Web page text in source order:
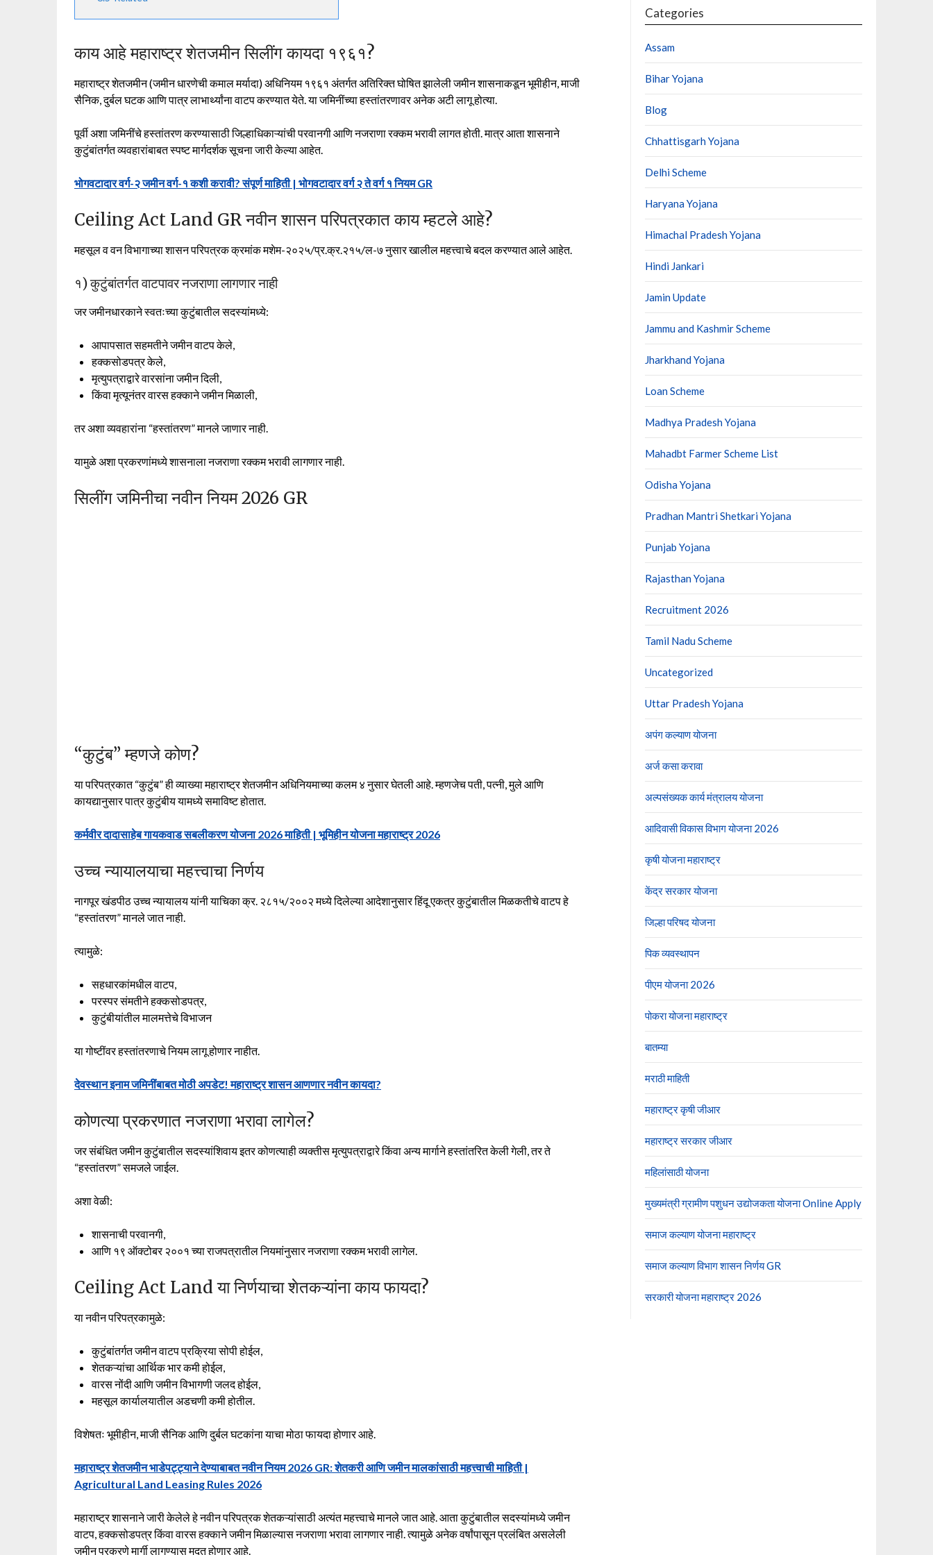
काय आहे महाराष्ट्र शेतजमीन सिलींग कायदा १९६१?
महाराष्ट्र शेतजमीन (जमीन धारणेची कमाल मर्यादा) अधिनियम १९६१ अंतर्गत अतिरिक्त घोषित झालेली जमीन शासनाकडून भूमीहीन, माजी
सैनिक, दुर्बल घटक आणि पात्र लाभार्थ्यांना वाटप करण्यात येते. या जमिनींच्या हस्तांतरणावर अनेक अटी लागू होत्या.
पूर्वी अशा जमिनींचे हस्तांतरण करण्यासाठी जिल्हाधिकाऱ्यांची परवानगी आणि नजराणा रक्कम भरावी लागत होती. मात्र आता शासनाने
कुटुंबांतर्गत व्यवहारांबाबत स्पष्ट मार्गदर्शक सूचना जारी केल्या आहेत.
भोगवटादार वर्ग-२ जमीन वर्ग-१ कशी करावी? संपूर्ण माहिती | भोगवटादार वर्ग २ ते वर्ग १ नियम GR
Ceiling Act Land GR नवीन शासन परिपत्रकात काय म्हटले आहे?
महसूल व वन विभागाच्या शासन परिपत्रक क्रमांक मशेम-२०२५/प्र.क्र.२१५/ल-७ नुसार खालील महत्त्वाचे बदल करण्यात आले आहेत.
१) कुटुंबांतर्गत वाटपावर नजराणा लागणार नाही
जर जमीनधारकाने स्वतःच्या कुटुंबातील सदस्यांमध्ये:
आपापसात सहमतीने जमीन वाटप केले,
हक्कसोडपत्र केले,
मृत्युपत्राद्वारे वारसांना जमीन दिली,
किंवा मृत्यूनंतर वारस हक्काने जमीन मिळाली,
तर अशा व्यवहारांना “हस्तांतरण” मानले जाणार नाही.
यामुळे अशा प्रकरणांमध्ये शासनाला नजराणा रक्कम भरावी लागणार नाही.
सिलींग जमिनीचा नवीन नियम 2026 GR
“कुटुंब” म्हणजे कोण?
या परिपत्रकात “कुटुंब” ही व्याख्या महाराष्ट्र शेतजमीन अधिनियमाच्या कलम ४ नुसार घेतली आहे. म्हणजेच पती, पत्नी, मुले आणि
कायद्यानुसार पात्र कुटुंबीय यामध्ये समाविष्ट होतात.
कर्मवीर दादासाहेब गायकवाड सबलीकरण योजना 2026 माहिती | भूमिहीन योजना महाराष्ट्र 2026
उच्च न्यायालयाचा महत्त्वाचा निर्णय
नागपूर खंडपीठ उच्च न्यायालय यांनी याचिका क्र. २८१५/२००२ मध्ये दिलेल्या आदेशानुसार हिंदू एकत्र कुटुंबातील मिळकतीचे वाटप हे
“हस्तांतरण” मानले जात नाही.
त्यामुळे:
सहधारकांमधील वाटप,
परस्पर संमतीने हक्कसोडपत्र,
कुटुंबीयांतील मालमत्तेचे विभाजन
या गोष्टींवर हस्तांतरणाचे नियम लागू होणार नाहीत.
देवस्थान इनाम जमिनींबाबत मोठी अपडेट! महाराष्ट्र शासन आणणार नवीन कायदा?
कोणत्या प्रकरणात नजराणा भरावा लागेल?
जर संबंधित जमीन कुटुंबातील सदस्यांशिवाय इतर कोणत्याही व्यक्तीस मृत्युपत्राद्वारे किंवा अन्य मार्गाने हस्तांतरित केली गेली, तर ते
“हस्तांतरण” समजले जाईल.
अशा वेळी:
शासनाची परवानगी,
आणि १९ ऑक्टोबर २००१ च्या राजपत्रातील नियमांनुसार नजराणा रक्कम भरावी लागेल.
Ceiling Act Land या निर्णयाचा शेतकऱ्यांना काय फायदा?
या नवीन परिपत्रकामुळे:
कुटुंबांतर्गत जमीन वाटप प्रक्रिया सोपी होईल,
शेतकऱ्यांचा आर्थिक भार कमी होईल,
वारस नोंदी आणि जमीन विभागणी जलद होईल,
महसूल कार्यालयातील अडचणी कमी होतील.
विशेषतः भूमीहीन, माजी सैनिक आणि दुर्बल घटकांना याचा मोठा फायदा होणार आहे.
महाराष्ट्र शेतजमीन भाडेपट्ट्याने देण्याबाबत नवीन नियम 2026 GR: शेतकरी आणि जमीन मालकांसाठी महत्त्वाची माहिती |
Agricultural Land Leasing Rules 2026
महाराष्ट्र शासनाने जारी केलेले हे नवीन परिपत्रक शेतकऱ्यांसाठी अत्यंत महत्त्वाचे मानले जात आहे. आता कुटुंबातील सदस्यांमध्ये जमीन
वाटप, हक्कसोडपत्र किंवा वारस हक्काने जमीन मिळाल्यास नजराणा भरावा लागणार नाही. त्यामुळे अनेक वर्षांपासून प्रलंबित असलेली
जमीन प्रकरणे मार्गी लागण्यास मदत होणार आहे.
Categories
Assam
Bihar Yojana
Blog
Chhattisgarh Yojana
Delhi Scheme
Haryana Yojana
Himachal Pradesh Yojana
Hindi Jankari
Jamin Update
Jammu and Kashmir Scheme
Jharkhand Yojana
Loan Scheme
Madhya Pradesh Yojana
Mahadbt Farmer Scheme List
Odisha Yojana
Pradhan Mantri Shetkari Yojana
Punjab Yojana
Rajasthan Yojana
Recruitment 2026
Tamil Nadu Scheme
Uncategorized
Uttar Pradesh Yojana
अपंग कल्याण योजना
अर्ज कसा करावा
अल्पसंख्यक कार्य मंत्रालय योजना
आदिवासी विकास विभाग योजना 2026
कृषी योजना महाराष्ट्र
केंद्र सरकार योजना
जिल्हा परिषद योजना
पिक व्यवस्थापन
पीएम योजना 2026
पोकरा योजना महाराष्ट्र
बातम्या
मराठी माहिती
महाराष्ट्र कृषी जीआर
महाराष्ट्र सरकार जीआर
महिलांसाठी योजना
मुख्यमंत्री ग्रामीण पशुधन उद्योजकता योजना Online Apply
समाज कल्याण योजना महाराष्ट्र
समाज कल्याण विभाग शासन निर्णय GR
सरकारी योजना महाराष्ट्र 2026